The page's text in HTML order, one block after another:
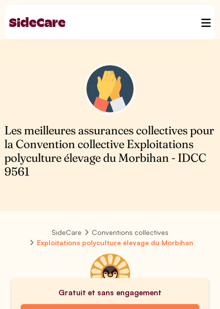
Les meilleures assurances collectives pour
la Convention collective Exploitations
polyculture élevage du Morbihan - IDCC
9561
SideCare
Conventions collectives
Exploitations polyculture élevage du Morbihan
Gratuit et sans engagement